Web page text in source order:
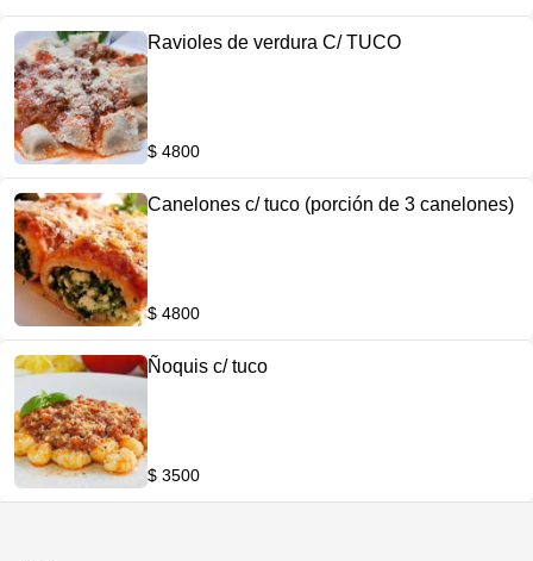
Ravioles de verdura C/ TUCO
$ 4800
Canelones c/ tuco (porción de 3 canelones)
$ 4800
Ñoquis c/ tuco
$ 3500